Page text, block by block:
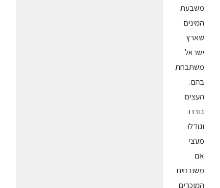
משבעת
המינים
שארץ
ישראל
משתבחת
בהם.
העצים
בוררו
וגודלו
מעצי
אם
משובחים
המוכרים